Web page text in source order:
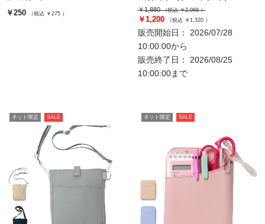
￥250 （税込 ￥275 ）
￥1,880（税込 ￥2,068 ）
￥1,200 （税込 ￥1,320 ）
販売開始日： 2026/07/28
10:00:00から
販売終了日： 2026/08/25
10:00:00まで
ネット限定 SALE ネット限定 SALE